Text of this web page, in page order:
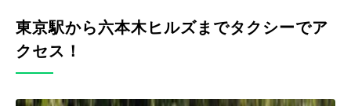
東京駅から六本木ヒルズまでタクシーでア
クセス！